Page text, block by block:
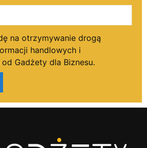
na otrzymywanie drogą
handlowych i
Gadżety dla Biznesu.